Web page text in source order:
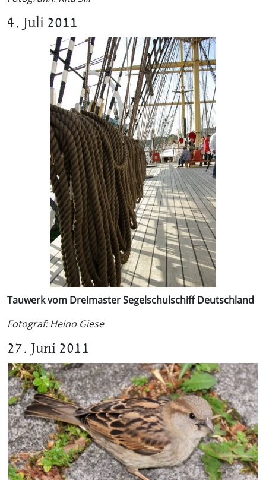
4. Juli 2011
Tauwerk vom Dreimaster Segelschulschiff Deutschland
Fotograf: Heino Giese
27. Juni 2011